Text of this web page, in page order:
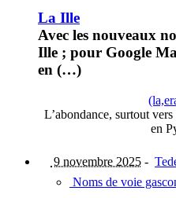
La Ille
Avec les nouveaux
Ille ; pour Google
en (…)
L’abondance, surtout
en
9 novembre 2025 -
Noms de voie